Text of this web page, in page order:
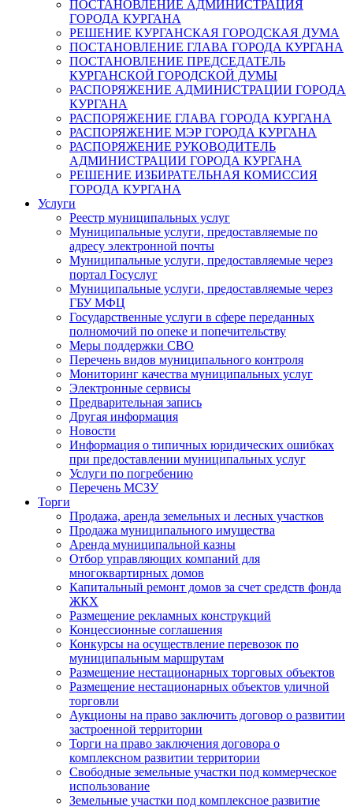
ПОСТАНОВЛЕНИЕ АДМИНИСТРАЦИЯ
ГОРОДА КУРГАНА
РЕШЕНИЕ КУРГАНСКАЯ ГОРОДСКАЯ ДУМА
ПОСТАНОВЛЕНИЕ ГЛАВА ГОРОДА КУРГАНА
ПОСТАНОВЛЕНИЕ ПРЕДСЕДАТЕЛЬ
КУРГАНСКОЙ ГОРОДСКОЙ ДУМЫ
РАСПОРЯЖЕНИЕ АДМИНИСТРАЦИИ ГОРОДА
КУРГАНА
РАСПОРЯЖЕНИЕ ГЛАВА ГОРОДА КУРГАНА
РАСПОРЯЖЕНИЕ МЭР ГОРОДА КУРГАНА
РАСПОРЯЖЕНИЕ РУКОВОДИТЕЛЬ
АДМИНИСТРАЦИИ ГОРОДА КУРГАНА
РЕШЕНИЕ ИЗБИРАТЕЛЬНАЯ КОМИССИЯ
ГОРОДА КУРГАНА
Услуги
Реестр муниципальных услуг
Муниципальные услуги, предоставляемые по
адресу электронной почты
Муниципальные услуги, предоставляемые через
портал Госуслуг
Муниципальные услуги, предоставляемые через
ГБУ МФЦ
Государственные услуги в сфере переданных
полномочий по опеке и попечительству
Меры поддержки СВО
Перечень видов муниципального контроля
Мониторинг качества муниципальных услуг
Электронные сервисы
Предварительная запись
Другая информация
Новости
Информация о типичных юридических ошибках
при предоставлении муниципальных услуг
Услуги по погребению
Перечень МСЗУ
Торги
Продажа, аренда земельных и лесных участков
Продажа муниципального имущества
Аренда муниципальной казны
Отбор управляющих компаний для
многоквартирных домов
Капитальный ремонт домов за счет средств фонда
ЖКХ
Размещение рекламных конструкций
Концессионные соглашения
Конкурсы на осуществление перевозок по
муниципальным маршрутам
Размещение нестационарных торговых объектов
Размещение нестационарных объектов уличной
торговли
Аукционы на право заключить договор о развитии
застроенной территории
Торги на право заключения договора о
комплексном развитии территории
Свободные земельные участки под коммерческое
использование
Земельные участки под комплексное развитие